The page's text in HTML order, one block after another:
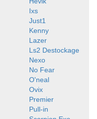
Ixs
Just1
Kenny
Lazer
Ls2 Destockage
Nexo
No Fear
O'neal
Ovix
Premier
Pull-in